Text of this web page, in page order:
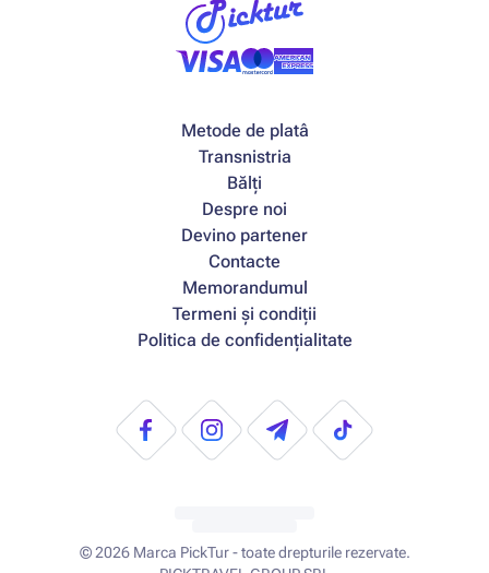
Metode de platâ
Transnistria
Bălți
Despre noi
Devino partener
Contacte
Memorandumul
Termeni și condiții
Politica de confidențialitate
© 2026 Marca PickTur - toate drepturile rezervate.